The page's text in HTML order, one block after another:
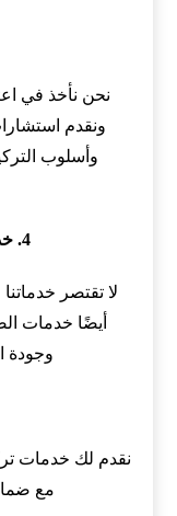
نحن نأخذ في
ونقدم
وأسلوب
4. خدمات الصيانة المستمرة
لا تقتصر
أيضًا خدمات
وجودة
نقدم لك خدمات
مع